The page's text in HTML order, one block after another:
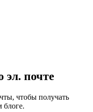
эл. почте
чтобы получать
блоге.